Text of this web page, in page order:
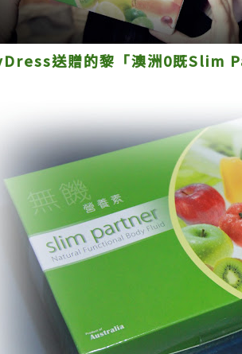
送贈的黎「澳洲0既Slim